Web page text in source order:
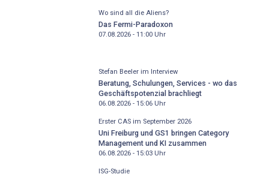
Wo sind all die Aliens?
Das Fermi-Paradoxon
07.08.2026 - 11:00Uhr
Stefan Beeler im Interview
Beratung, Schulungen, Services - wo das
Geschäftspotenzial brachliegt
06.08.2026 - 15:06Uhr
Erster CAS im September 2026
Uni Freiburg und GS1 bringen Category
Management und KI zusammen
06.08.2026 - 15:03Uhr
ISG-Studie